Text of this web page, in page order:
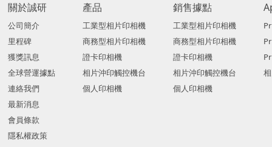
關於誠研
公司簡介
里程碑
獲獎訊息
全球營運據點
連絡我們
最新消息
會員條款
隱私權政策
產品
工業型相片印相機
商務型相片印相機
證卡印相機
相片沖印觸控機台
個人印相機
銷售據點
工業型相片印相機
商務型相片印相機
證卡印相機
相片沖印觸控機台
個人印相機